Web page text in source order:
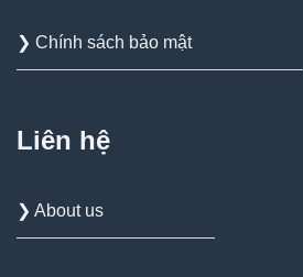
❯ Chính sách bảo mật
Liên hệ
❯ About us